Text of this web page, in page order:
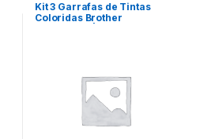
Kit 3 Garrafas de Tintas
Coloridas Brother